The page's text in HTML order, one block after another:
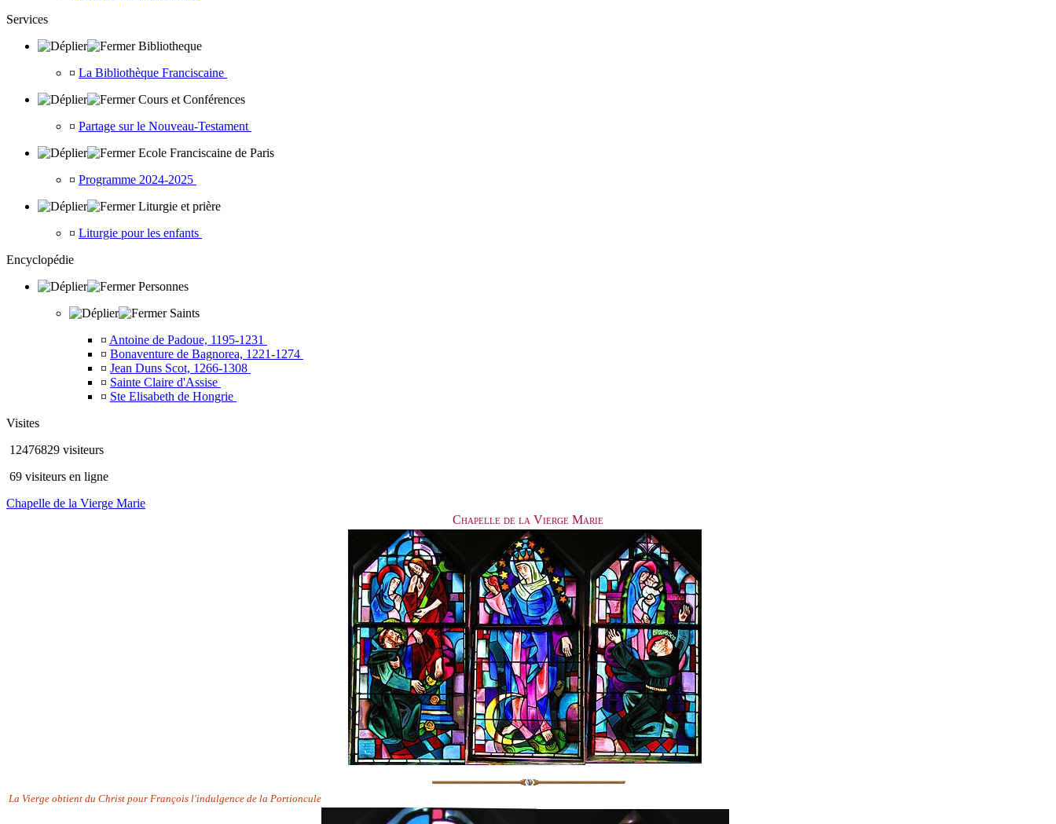
Services
Bibliotheque
¤ La Bibliothèque Franciscaine
Cours et Conférences
¤ Partage sur le Nouveau-Testament
Ecole Franciscaine de Paris
¤ Programme 2024-2025
Liturgie et prière
¤ Liturgie pour les enfants
Encyclopédie
Personnes
Saints
¤ Antoine de Padoue, 1195-1231
¤ Bonaventure de Bagnorea, 1221-1274
¤ Jean Duns Scot, 1266-1308
¤ Sainte Claire d'Assise
¤ Ste Elisabeth de Hongrie
Visites
12476829 visiteurs
69 visiteurs en ligne
Chapelle de la Vierge Marie
Chapelle de la Vierge Marie
La Vierge obtient du Christ pour François l'indulgence de la Portioncule